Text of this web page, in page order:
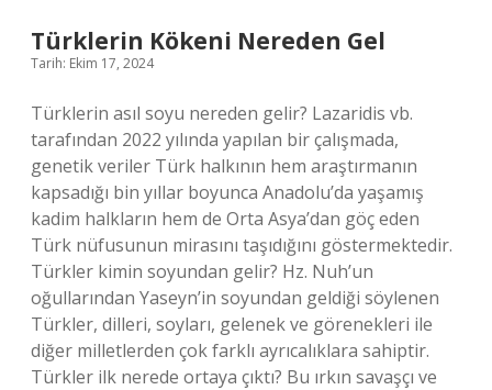
Türklerin Kökeni Nereden Gel
Tarih: Ekim 17, 2024
Türklerin asıl soyu nereden gelir? Lazaridis vb.
tarafından 2022 yılında yapılan bir çalışmada,
genetik veriler Türk halkının hem araştırmanın
kapsadığı bin yıllar boyunca Anadolu’da yaşamış
kadim halkların hem de Orta Asya’dan göç eden
Türk nüfusunun mirasını taşıdığını göstermektedir.
Türkler kimin soyundan gelir? Hz. Nuh’un
oğullarından Yaseyn’in soyundan geldiği söylenen
Türkler, dilleri, soyları, gelenek ve görenekleri ile
diğer milletlerden çok farklı ayrıcalıklara sahiptir.
Türkler ilk nerede ortaya çıktı? Bu ırkın savaşçı ve